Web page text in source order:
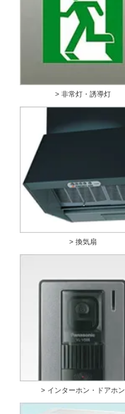
> 非常灯・誘導灯
> 換気扇
> インターホン・ドアホン